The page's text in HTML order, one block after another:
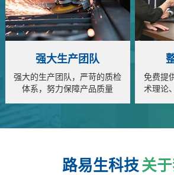
强大生产团队
强大的生产团队，严苛的质检
体系，努力保障产品质量
免费提
术理论
路易生科技 关